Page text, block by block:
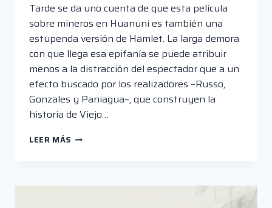
Tarde se da uno cuenta de que esta película
sobre mineros en Huanuni es también una
estupenda versión de Hamlet. La larga demora
con que llega esa epifanía se puede atribuir
menos a la distracción del espectador que a un
efecto buscado por los realizadores –Russo,
Gonzales y Paniagua–, que construyen la
historia de Viejo…
LEER MÁS VIEJO
HUANUNI